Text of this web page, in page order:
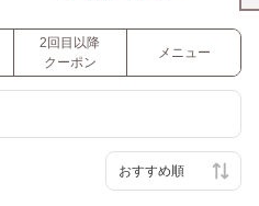
2回目以降
クーポン
メニュー